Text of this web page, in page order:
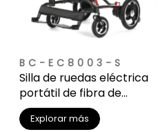
BC-EC8003-S
Silla de ruedas eléctrica
portátil de fibra de
carbono para coche y
avión | Batería de litio
Explorar más